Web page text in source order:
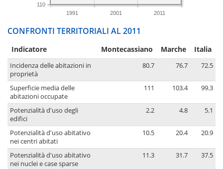
1991 2001 2011
110
CONFRONTI TERRITORIALI AL 2011
Indicatore Montecassiano Marche Italia
Incidenza delle abitazioni in
proprietà
80.7 76.7 72.5
Superficie media delle
abitazioni occupate
111 103.4 99.3
Potenzialità d'uso degli
edifici
2.2 4.8 5.1
Potenzialità d'uso abitativo
nei centri abitati
10.5 20.4 20.9
Potenzialità d'uso abitativo
nei nuclei e case sparse
11.3 31.7 37.5